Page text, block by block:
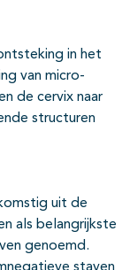
in het
van micro-
de cervix naar
structuren
uit de
als belangrijkste
genoemd.